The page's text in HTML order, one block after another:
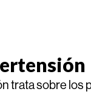
trata sobre los